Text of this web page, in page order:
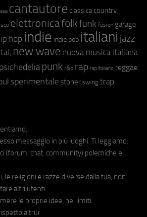
cantautore classica country
elettronicafolkfunk fusion garage
hop indie indie pop italiani jazz
new wave nuova musica italiana
psichedeliapunk r&b rap rap italiano reggae
sperimentale stoner swing trap
messaggio in più luoghi. Ti leggiamo.
(forum, chat, community) polemiche e
le religioni e razze diverse dalla tua, non
altri utenti.
le proprie idee, nei limiti
altrui.